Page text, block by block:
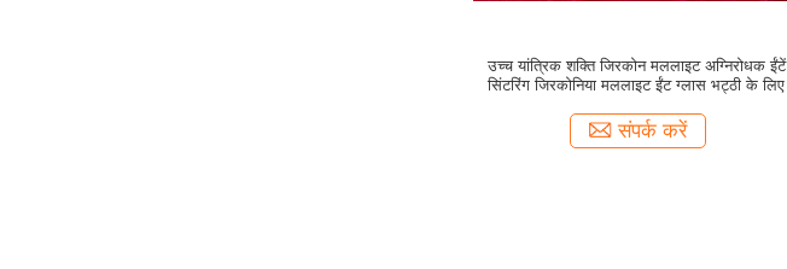
उच्च यांत्रिक शक्ति जिरकोन मललाइट अग्निरोधक ईंटें
सिंटरिंग जिरकोनिया मललाइट ईंट ग्लास भट्ठी के लिए
संपर्क करें